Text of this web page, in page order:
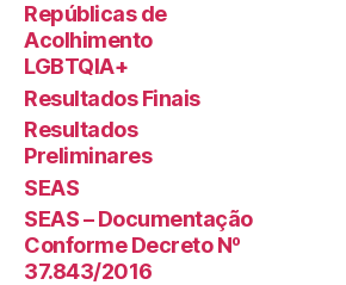
Repúblicas de
Acolhimento
LGBTQIA+
Resultados Finais
Resultados
Preliminares
SEAS
SEAS – Documentação
Conforme Decreto Nº
37.843/2016